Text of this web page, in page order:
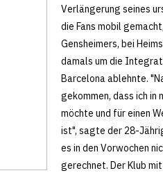
Verlängerung seines
die Fans mobil
Gensheimers, bei
damals um die
Barcelona ablehnte.
gekommen, dass ich in
möchte und für einen
ist", sagte der 28-
es in den Vorwochen
gerechnet. Der Klub